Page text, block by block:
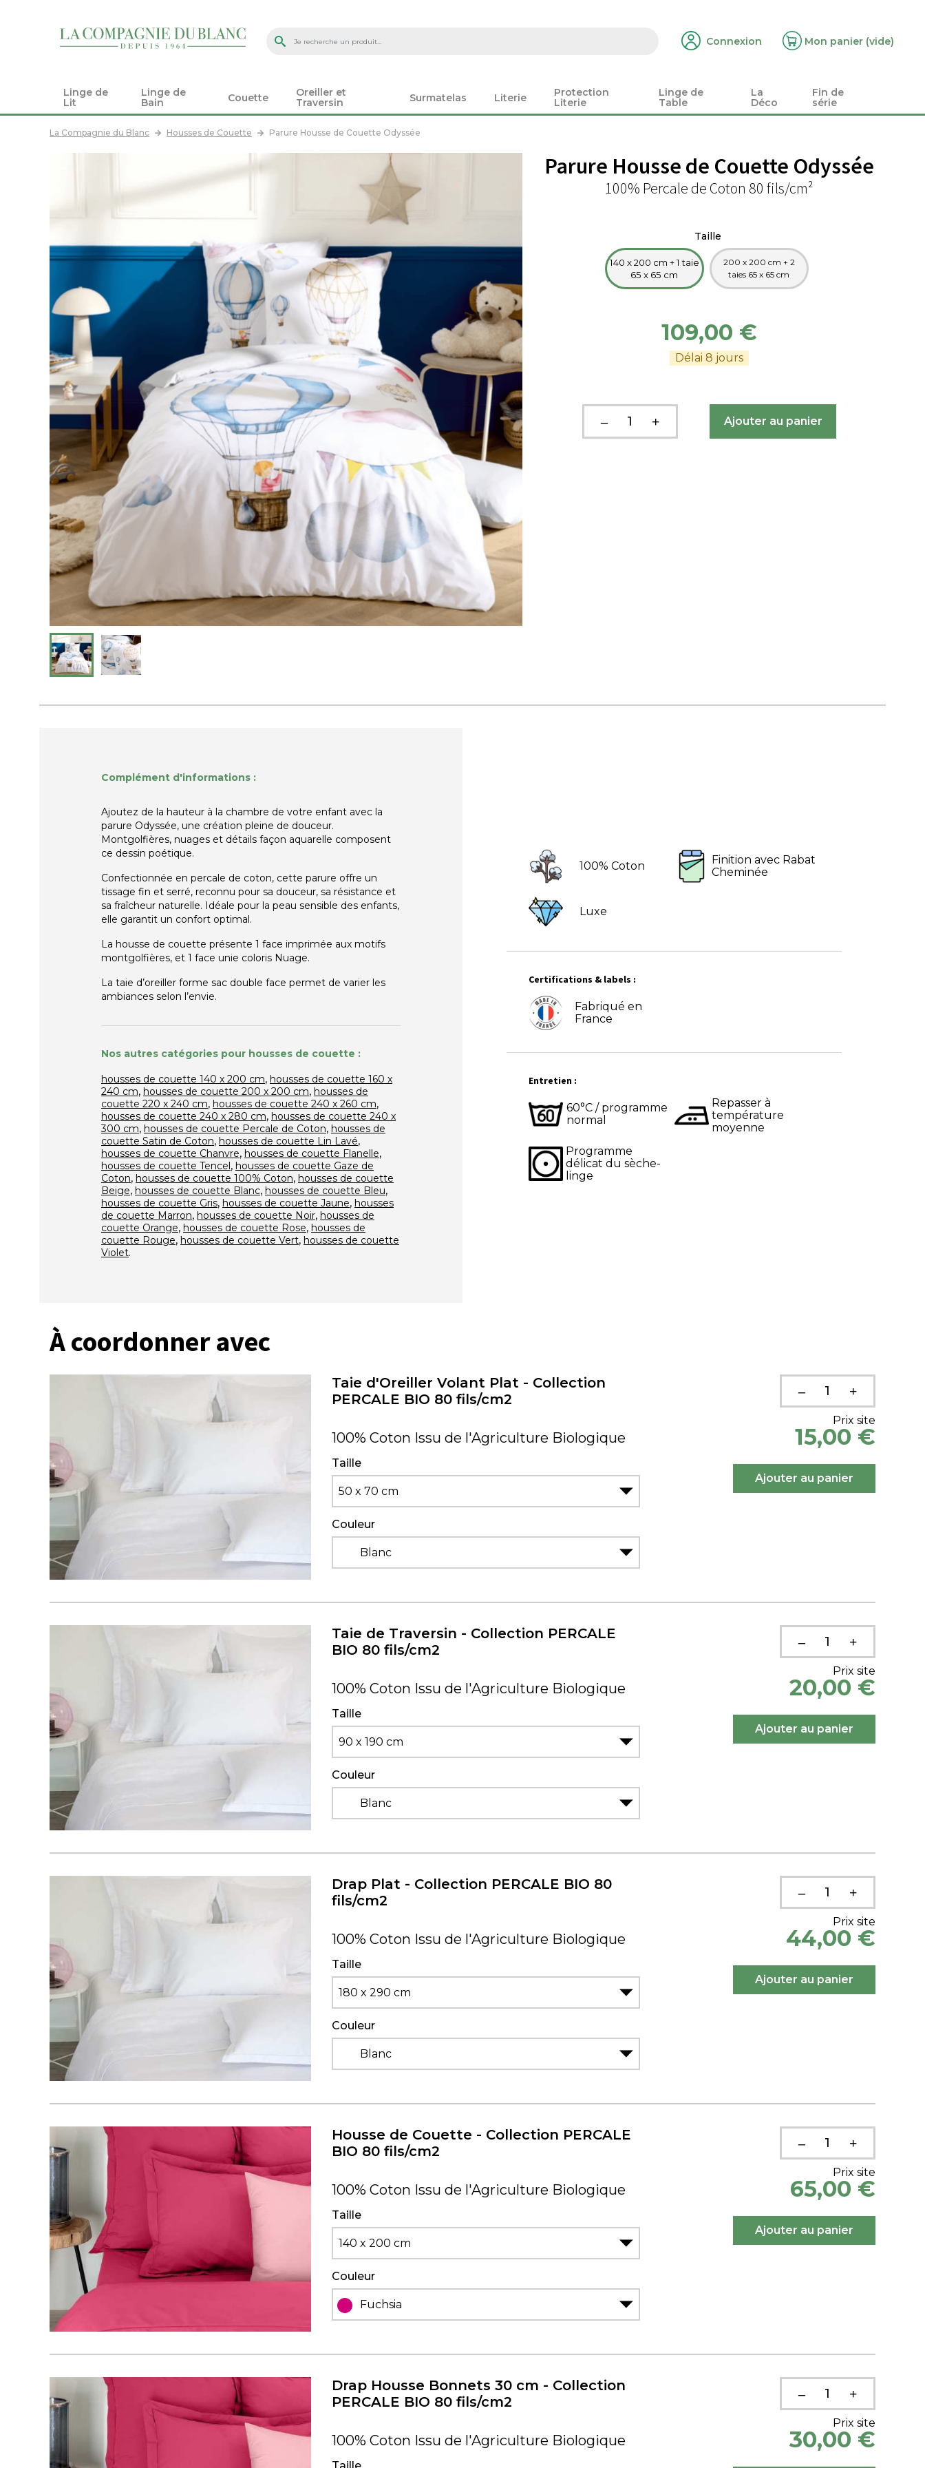
Connexion Mon panier (vide)
Linge de
Lit
Linge de
Bain
Couette
Oreiller et
Traversin
Surmatelas Literie
Protection
Literie
Linge de
Table
La
Déco
Fin de
série
La Compagnie du Blanc Housses de Couette Parure Housse de Couette Odyssée
Parure Housse de Couette Odyssée
100% Percale de Coton 80 fils/cm²
Taille
140 x 200 cm + 1 taie
65 x 65 cm
200 x 200 cm + 2
taies 65 x 65 cm
109,00 €
Délai 8 jours
Complément d'informations :
Ajoutez de la hauteur à la chambre de votre enfant avec la
parure Odyssée, une création pleine de douceur.
Montgolfières, nuages et détails façon aquarelle composent
ce dessin poétique.
Confectionnée en percale de coton, cette parure offre un
tissage fin et serré, reconnu pour sa douceur, sa résistance et
sa fraîcheur naturelle. Idéale pour la peau sensible des enfants,
elle garantit un confort optimal.
La housse de couette présente 1 face imprimée aux motifs
montgolfières, et 1 face unie coloris Nuage.
La taie d’oreiller forme sac double face permet de varier les
ambiances selon l’envie.
Nos autres catégories pour housses de couette :
housses de couette 140 x 200 cm, housses de couette 160 x
240 cm, housses de couette 200 x 200 cm, housses de
couette 220 x 240 cm, housses de couette 240 x 260 cm,
housses de couette 240 x 280 cm, housses de couette 240 x
300 cm, housses de couette Percale de Coton, housses de
couette Satin de Coton, housses de couette Lin Lavé,
housses de couette Chanvre, housses de couette Flanelle,
housses de couette Tencel , housses de couette Gaze de
Coton, housses de couette 100% Coton, housses de couette
Beige, housses de couette Blanc, housses de couette Bleu,
housses de couette Gris, housses de couette Jaune, housses
de couette Marron, housses de couette Noir, housses de
couette Orange, housses de couette Rose, housses de
couette Rouge, housses de couette Vert, housses de couette
Violet.
100% Coton
Finition avec Rabat
Cheminée
Luxe
Certifications & labels :
Fabriqué en
France
Entretien :
60°C / programme
normal
Repasser à
température
moyenne
Programme
délicat du sèche-
linge
À coordonner avec
Taie d'Oreiller Volant Plat - Collection
PERCALE BIO 80 fils/cm2
100% Coton Issu de l'Agriculture Biologique
Taille
50 x 70 cm
Couleur
Blanc
Prix site
15,00 €
Taie de Traversin - Collection PERCALE
BIO 80 fils/cm2
100% Coton Issu de l'Agriculture Biologique
Taille
90 x 190 cm
Couleur
Blanc
Prix site
20,00 €
Drap Plat - Collection PERCALE BIO 80
fils/cm2
100% Coton Issu de l'Agriculture Biologique
Taille
180 x 290 cm
Couleur
Blanc
Prix site
44,00 €
Housse de Couette - Collection PERCALE
BIO 80 fils/cm2
100% Coton Issu de l'Agriculture Biologique
Taille
140 x 200 cm
Couleur
Fuchsia
Prix site
65,00 €
Drap Housse Bonnets 30 cm - Collection
PERCALE BIO 80 fils/cm2
100% Coton Issu de l'Agriculture Biologique
Prix site
30,00 €